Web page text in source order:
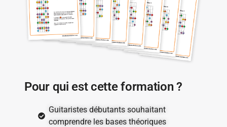
Pour qui est cette formation ?
Guitaristes débutants souhaitant
comprendre les bases théoriques